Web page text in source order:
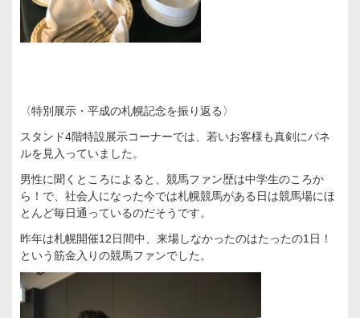
〈特別展示・平成の札幌記念を振り返る〉
スタンド4階特設展示コーナーでは、若いお客様も真剣にパネ
ルを見入っていました。
男性に聞くところによると、競馬ファン歴は中学生のころか
ら！で、社会人になった今では札幌競馬がある日は競馬場にほ
とんど毎日通っているのだそうです。
昨年は札幌開催12日間中、来場しなかったのはたったの1日！
という筋金入りの競馬ファンでした。